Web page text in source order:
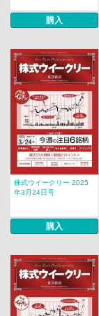
購入
株式ウイークリー 2025
年3月24日号
購入